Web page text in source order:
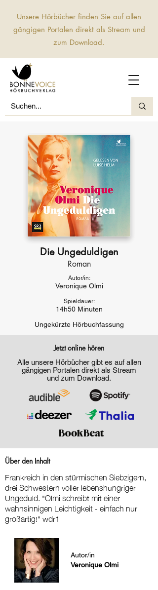
Unsere Hörbücher finden Sie auf allen
gängigen Portalen direkt als Stream und
zum Download.
Die Ungeduldigen
Roman
Autor/in:
Veronique Olmi
Spieldauer:
14h50 Minuten
Ungekürzte Hörbuchfassung
Jetzt online hören
Alle unsere Hörbücher gibt es auf allen
gängigen Portalen direkt als Stream
und zum Download.
Über den Inhalt
Frankreich in den stürmischen Siebzigern,
drei Schwestern voller lebenshungriger
Ungeduld. "Olmi schreibt mit einer
wahnsinnigen Leichtigkeit - einfach nur
großartig!" wdr1
Autor/in
Veronique Olmi